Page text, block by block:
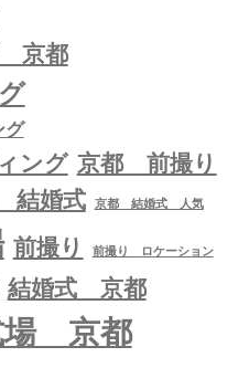
京都
ング 京都 前撮り
結婚式 京都 結婚式 人気
前撮り 前撮り ロケーション
結婚式 京都
場 京都